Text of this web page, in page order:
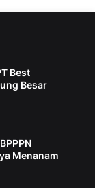
Best
Besar
Menanam